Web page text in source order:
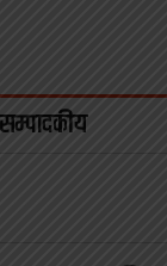
सम्पादकीय